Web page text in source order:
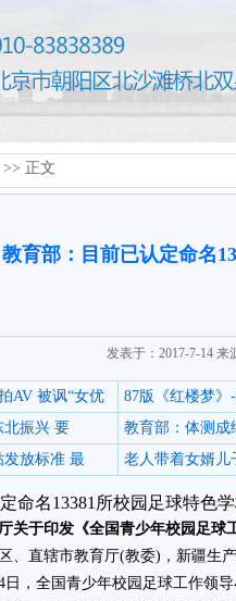
>> 正文
教育部：目前已认定命名
发表于：2017-7-14 来
AV 被讽“女优 87版《红楼梦》
北振兴 要
教育部：体测成
发放标准 最
老人带着女婿儿
命名13381所校园足球特色
关于印发《全国青少年校园足球
直辖市教育厅(教委)，新疆生产
，全国青少年校园足球工作领